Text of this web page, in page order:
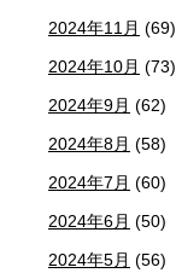
2024年11月 (69)
2024年10月 (73)
2024年9月 (62)
2024年8月 (58)
2024年7月 (60)
2024年6月 (50)
2024年5月 (56)